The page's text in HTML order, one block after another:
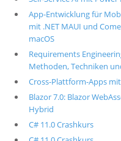
App-Entwicklung für
mit .NET MAUI und
macOS
Requirements
Methoden, Techniken
Cross-Plattform-Apps
Blazor 7.0: Blazor
Hybrid
C# 11.0 Crashkurs